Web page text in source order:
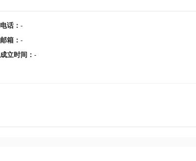
电话： -
邮箱 ： -
成立时间 ： -